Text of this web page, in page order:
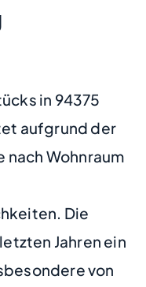
in 94375
aufgrund der
Wohnraum
Die
Jahren ein
von